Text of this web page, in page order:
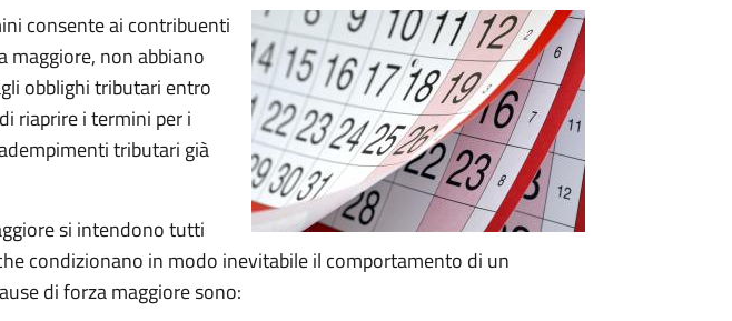
consente ai contribuenti
maggiore, non abbiano
obblighi tributari entro
riaprire i termini per i
tributari già
si intendono tutti
condizionano in modo inevitabile il comportamento di un
di forza maggiore sono: